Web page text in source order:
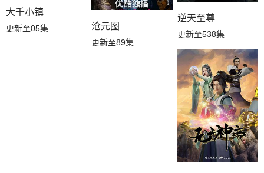
大千小镇
更新至05集 沧元图
更新至89集
逆天至尊
更新至538集